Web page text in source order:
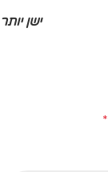
ישן יותר
*